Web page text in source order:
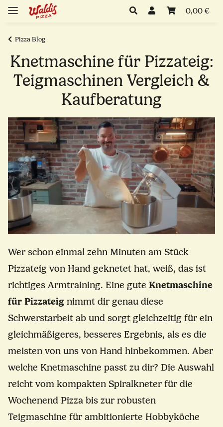
0,00 €
Pizza Blog
Knetmaschine für Pizzateig:
Teigmaschinen Vergleich &
Kaufberatung
Wer schon einmal zehn Minuten am Stück
Pizzateig von Hand geknetet hat, weiß, das ist
richtiges Armtraining. Eine gute Knetmaschine
für Pizzateig nimmt dir genau diese
Schwerstarbeit ab und sorgt gleichzeitig für ein
gleichmäßigeres, besseres Ergebnis, als es die
meisten von uns von Hand hinbekommen. Aber
welche Knetmaschine passt zu dir? Die Auswahl
reicht vom kompakten Spiralkneter für die
Wochenend Pizza bis zur robusten
Teigmaschine für ambitionierte Hobbyköche